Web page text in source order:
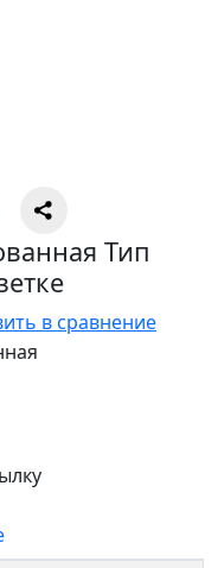
Тип
в сравнение